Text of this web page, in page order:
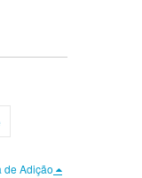
de Adição